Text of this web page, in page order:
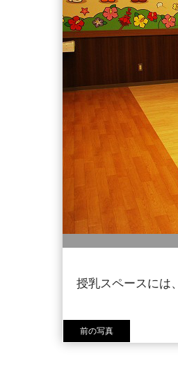
授乳スペースには
前の写真